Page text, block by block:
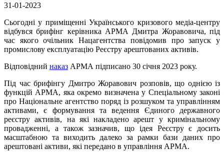
31-01-2023
Сьогодні у приміщенні Українського кризового медіа-центру
відбувся брифінг керівника АРМА Дмитра Жоравовича, під
час якого очільник Нацагентства повідомив про запуск у
промислову експлуатацію Реєстру арештованих активів.
Відповідний наказ АРМА підписано 30 січня 2023 року.
Під час брифінгу Дмитро Жоравович розповів, що однією із
функцій АРМА, яка окремо визначена у Спеціальному законі
про Національне агентство поряд із розшуком та управлінням
активами, є формування та ведення Єдиного державного
реєстру активів, на які накладено арешт у кримінальному
провадженні, а також зазначив, що ідея Реєстру є досить
масштабною та виходить далеко за рамки бази даних про
арештовані активи, які передано в управління АРМА.